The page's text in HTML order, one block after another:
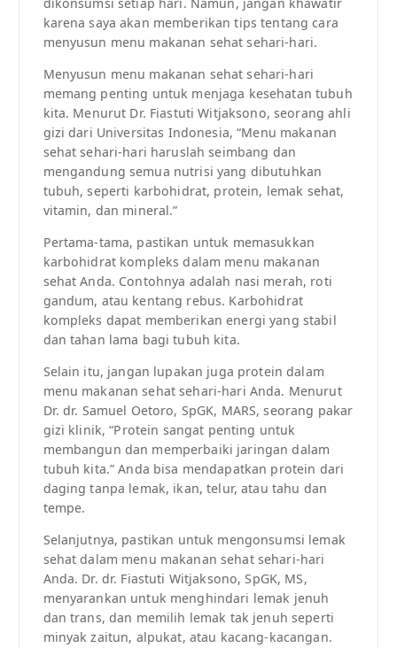
karena saya akan memberikan tips tentang cara
menyusun menu makanan sehat sehari-hari.
Menyusun menu makanan sehat sehari-hari
memang penting untuk menjaga kesehatan tubuh
kita. Menurut Dr. Fiastuti Witjaksono, seorang ahli
gizi dari Universitas Indonesia, “Menu makanan
sehat sehari-hari haruslah seimbang dan
mengandung semua nutrisi yang dibutuhkan
tubuh, seperti karbohidrat, protein, lemak sehat,
vitamin, dan mineral.”
Pertama-tama, pastikan untuk memasukkan
karbohidrat kompleks dalam menu makanan
sehat Anda. Contohnya adalah nasi merah, roti
gandum, atau kentang rebus. Karbohidrat
kompleks dapat memberikan energi yang stabil
dan tahan lama bagi tubuh kita.
Selain itu, jangan lupakan juga protein dalam
menu makanan sehat sehari-hari Anda. Menurut
Dr. dr. Samuel Oetoro, SpGK, MARS, seorang pakar
gizi klinik, “Protein sangat penting untuk
membangun dan memperbaiki jaringan dalam
tubuh kita.” Anda bisa mendapatkan protein dari
daging tanpa lemak, ikan, telur, atau tahu dan
tempe.
Selanjutnya, pastikan untuk mengonsumsi lemak
sehat dalam menu makanan sehat sehari-hari
Anda. Dr. dr. Fiastuti Witjaksono, SpGK, MS,
menyarankan untuk menghindari lemak jenuh
dan trans, dan memilih lemak tak jenuh seperti
minyak zaitun, alpukat, atau kacang-kacangan.